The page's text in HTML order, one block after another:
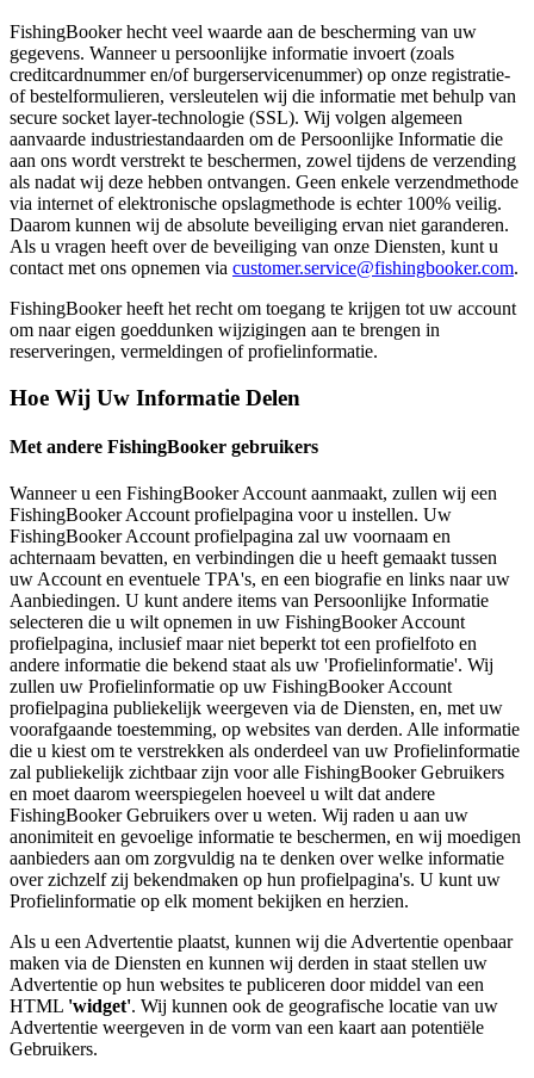
FishingBooker hecht veel waarde aan de bescherming van uw
gegevens. Wanneer u persoonlijke informatie invoert (zoals
creditcardnummer en/of burgerservicenummer) op onze registratie-
of bestelformulieren, versleutelen wij die informatie met behulp van
secure socket layer-technologie (SSL). Wij volgen algemeen
aanvaarde industriestandaarden om de Persoonlijke Informatie die
aan ons wordt verstrekt te beschermen, zowel tijdens de verzending
als nadat wij deze hebben ontvangen. Geen enkele verzendmethode
via internet of elektronische opslagmethode is echter 100% veilig.
Daarom kunnen wij de absolute beveiliging ervan niet garanderen.
Als u vragen heeft over de beveiliging van onze Diensten, kunt u
contact met ons opnemen via customer.service@fishingbooker.com.
FishingBooker heeft het recht om toegang te krijgen tot uw account
om naar eigen goeddunken wijzigingen aan te brengen in
reserveringen, vermeldingen of profielinformatie.
Hoe Wij Uw Informatie Delen
Met andere FishingBooker gebruikers
Wanneer u een FishingBooker Account aanmaakt, zullen wij een
FishingBooker Account profielpagina voor u instellen. Uw
FishingBooker Account profielpagina zal uw voornaam en
achternaam bevatten, en verbindingen die u heeft gemaakt tussen
uw Account en eventuele TPA's, en een biografie en links naar uw
Aanbiedingen. U kunt andere items van Persoonlijke Informatie
selecteren die u wilt opnemen in uw FishingBooker Account
profielpagina, inclusief maar niet beperkt tot een profielfoto en
andere informatie die bekend staat als uw 'Profielinformatie'. Wij
zullen uw Profielinformatie op uw FishingBooker Account
profielpagina publiekelijk weergeven via de Diensten, en, met uw
voorafgaande toestemming, op websites van derden. Alle informatie
die u kiest om te verstrekken als onderdeel van uw Profielinformatie
zal publiekelijk zichtbaar zijn voor alle FishingBooker Gebruikers
en moet daarom weerspiegelen hoeveel u wilt dat andere
FishingBooker Gebruikers over u weten. Wij raden u aan uw
anonimiteit en gevoelige informatie te beschermen, en wij moedigen
aanbieders aan om zorgvuldig na te denken over welke informatie
over zichzelf zij bekendmaken op hun profielpagina's. U kunt uw
Profielinformatie op elk moment bekijken en herzien.
Als u een Advertentie plaatst, kunnen wij die Advertentie openbaar
maken via de Diensten en kunnen wij derden in staat stellen uw
Advertentie op hun websites te publiceren door middel van een
HTML 'widget'. Wij kunnen ook de geografische locatie van uw
Advertentie weergeven in de vorm van een kaart aan potentiële
Gebruikers.